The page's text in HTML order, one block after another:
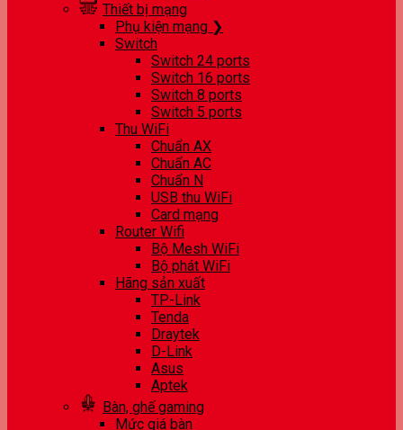
Thiết bị mạng
Phụ kiện mạng ❯
Switch
Switch 24 ports
Switch 16 ports
Switch 8 ports
Switch 5 ports
Thu WiFi
Chuẩn AX
Chuẩn AC
Chuẩn N
USB thu WiFi
Card mạng
Router Wifi
Bộ Mesh WiFi
Bộ phát WiFi
Hãng sản xuất
TP-Link
Tenda
Draytek
D-Link
Asus
Aptek
Bàn, ghế gaming
Mức giá bàn